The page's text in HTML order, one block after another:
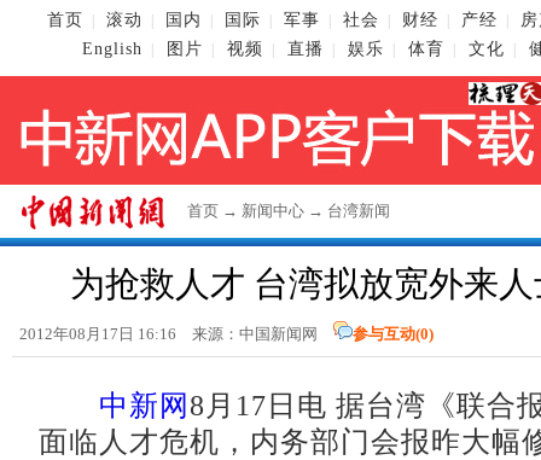
首页 滚动 国内 国际 军事 社会 财经 产经
English
图片 视频 直播 娱乐 体育 文化
首页 → 新闻中心 → 台湾新闻
为抢救人才 台湾拟放宽外来
2012年08月17日 16:16 来源： 中国新闻网 参与互动(0)
中新网 8月17日电 据台湾《联合
面临人才危机，内务部门会报昨大幅